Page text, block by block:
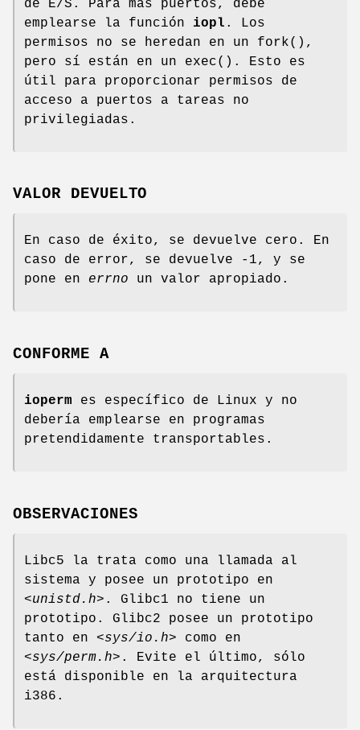
de E/S. Para más puertos, debe
emplearse la función iopl . Los
permisos no se heredan en un fork(),
pero sí están en un exec(). Esto es
útil para proporcionar permisos de
acceso a puertos a tareas no
privilegiadas.
VALOR DEVUELTO
En caso de éxito, se devuelve cero. En
caso de error, se devuelve -1, y se
pone en errno un valor apropiado.
CONFORME A
ioperm es específico de Linux y no
debería emplearse en programas
pretendidamente transportables.
OBSERVACIONES
Libc5 la trata como una llamada al
sistema y posee un prototipo en
<unistd.h> . Glibc1 no tiene un
prototipo. Glibc2 posee un prototipo
tanto en <sys/io.h> como en
<sys/perm.h> . Evite el último, sólo
está disponible en la arquitectura
i386.